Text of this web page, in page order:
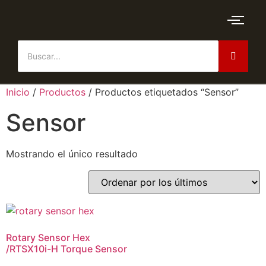
Inicio / Productos / Productos etiquetados “Sensor”
Sensor
Mostrando el único resultado
Rotary Sensor Hex
/RTSX10i-H Torque Sensor